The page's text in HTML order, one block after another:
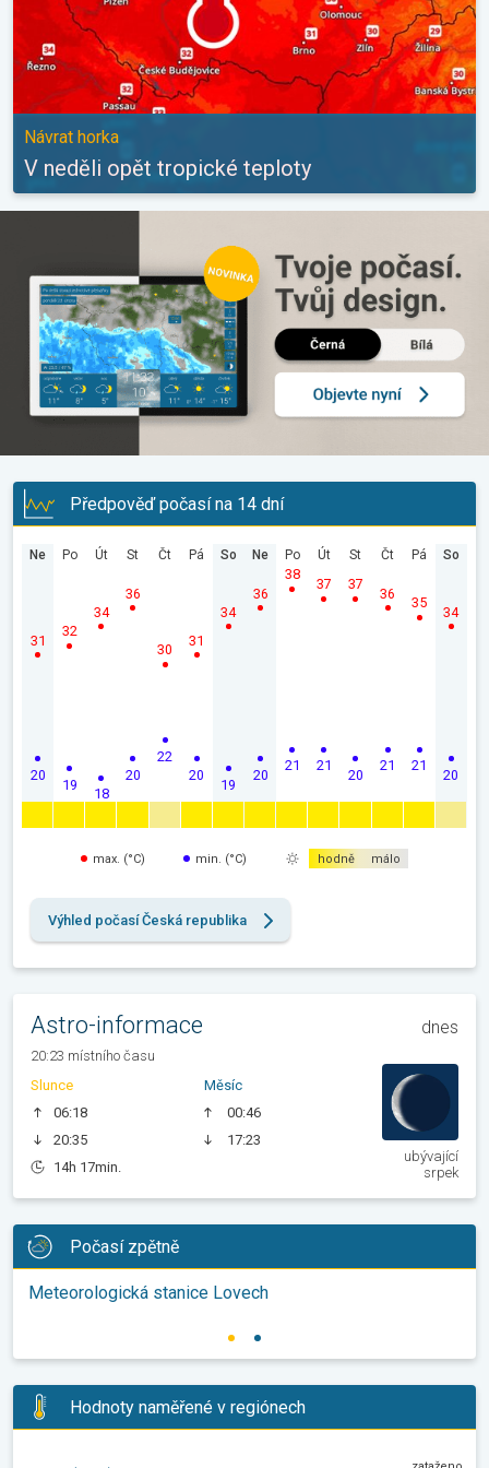
Návrat horka
V neděli opět tropické teploty
Předpověď počasí na 14 dní
Ne
20
31
Po
19
32
Út
18
34
St
20
36
Čt
22
30
Pá
20
31
So
19
34
Ne
20
36
Po
21
38
Út
21
37
St
20
37
Čt
21
36
Pá
21
35
So
20
34
max. (°C) min. (°C) hodně málo
Výhled počasí Česká republika
Astro-informace dnes
20:23 místního času
Slunce
06:18
20:35
14h 17min.
Měsíc
00:46
17:23
ubývající
srpek
Počasí zpětně
Meteorologická stanice Lovech
Hodnoty naměřené v regiónech